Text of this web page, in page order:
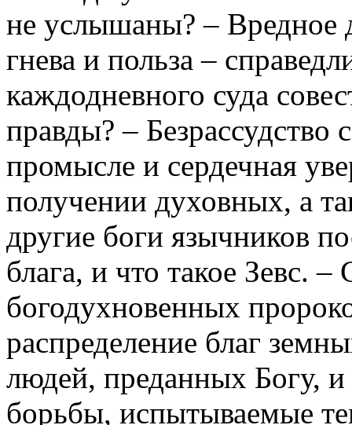
не услышаны? – Вредное
гнева и польза –
каждодневного суда
правды? –
промысле и сердечная
получении духовных, а
другие боги язычников
блага, и что такое Зевс. –
богодухновенных
распределение благ
людей, преданных Богу, и
борьбы, испытываемые